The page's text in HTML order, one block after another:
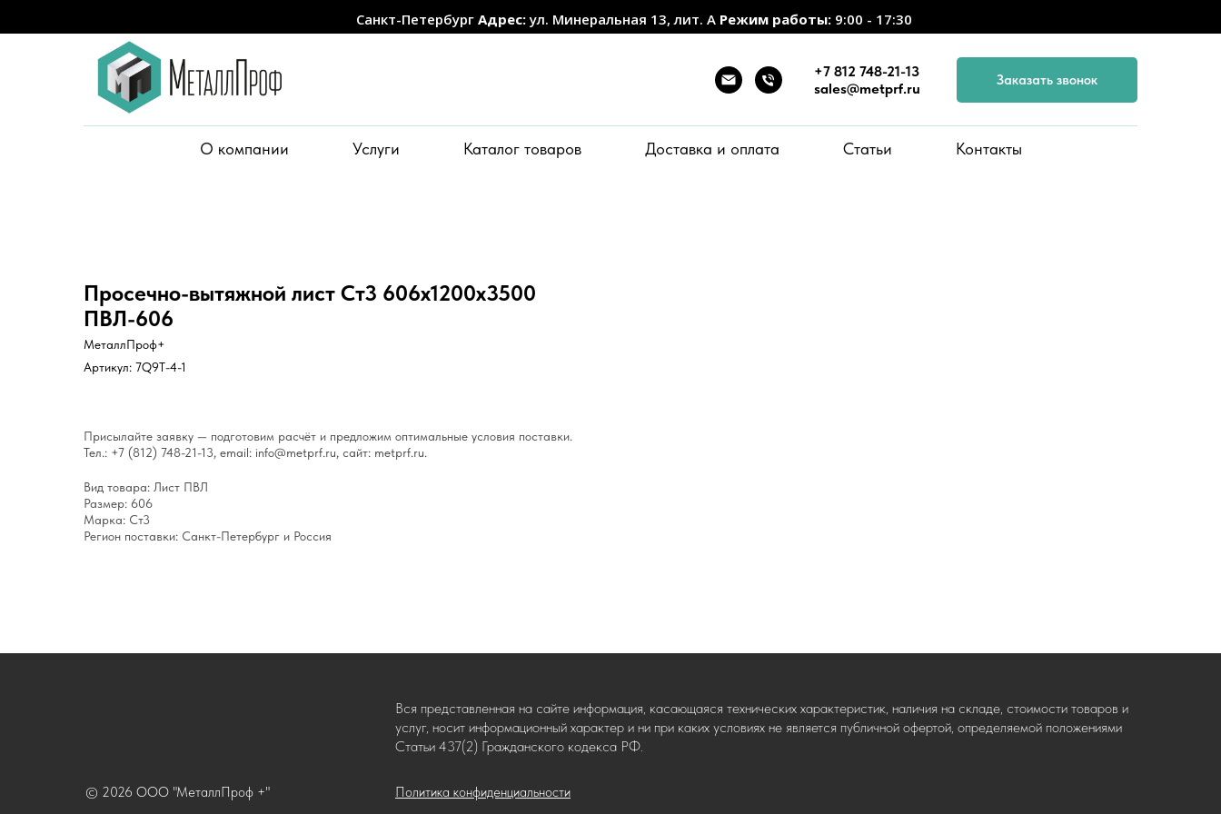
Санкт-Петербург Адрес:ул. Минеральная 13, лит. А Режим работы: 9:00 - 17:30
+7 812 748-21-13
sales@metprf.ru
Заказать звонок
О компании Услуги Каталог товаров Доставка и оплата Статьи Контакты
Просечно-вытяжной лист Ст3 606х1200х3500
ПВЛ-606
МеталлПроф+
Артикул: 7Q9T-4-1
Присылайте заявку — подготовим расчёт и предложим оптимальные условия поставки.
Тел.: +7 (812) 748-21-13, email: info@metprf.ru, сайт: metprf.ru.
Вид товара: Лист ПВЛ
Размер: 606
Марка: Ст3
Регион поставки: Санкт-Петербург и Россия
Политика конфиденциальности
© 2026 ООО "МеталлПроф +"
Вся представленная на сайте информация, касающаяся технических характеристик, наличия на складе, стоимости товаров и
услуг, носит информационный характер и ни при каких условиях не является публичной офертой, определяемой положениями
Статьи 437(2) Гражданского кодекса РФ.